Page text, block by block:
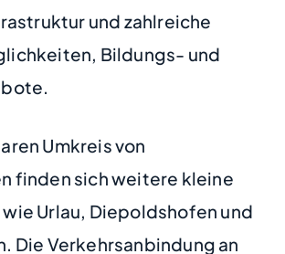
und zahlreiche
Bildungs- und
Umkreis von
finden sich weitere kleine
Urlau, Diepoldshofen und
Die Verkehrsanbindung an